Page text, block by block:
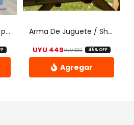
pueden
elegir
en
la
página
de
Juego Engranajes 83 pcs Con Motor
original era: UYU 890.
actual es: UYU 669.
Arma De Juguete / Shoot Gun
UYU820El precio
UYU 449 El precio actual
45% OFF